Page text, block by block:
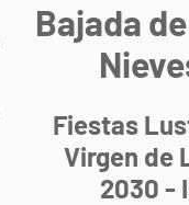
Bajada
Fiestas
Virgen de
2030 -